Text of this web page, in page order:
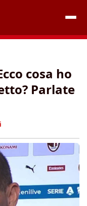
cosa ho
Parlate